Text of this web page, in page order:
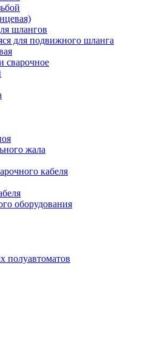
шлангов
для подвижного шланга
сварочное
жала
кабеля
оборудования
полуавтоматов